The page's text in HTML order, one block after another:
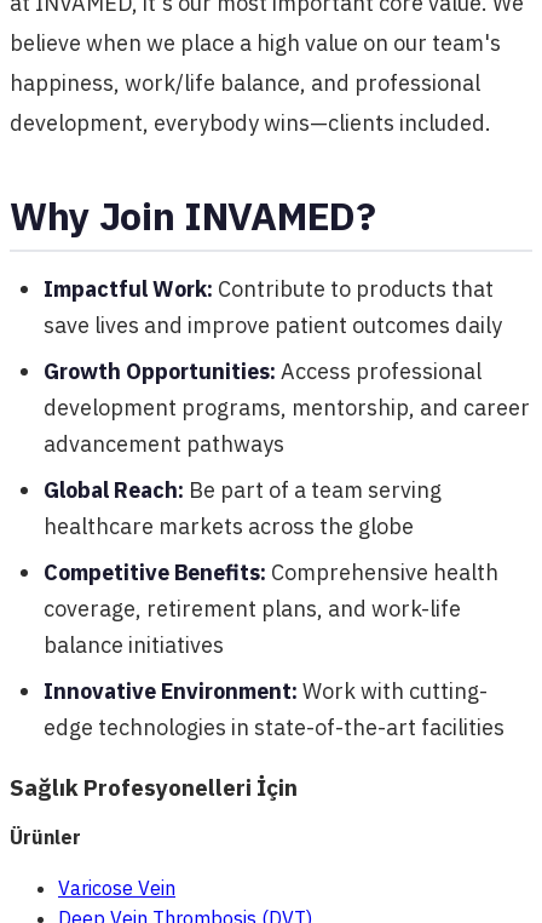
believe when we place a high value on our team's
happiness, work/life balance, and professional
development, everybody wins—clients included.
Why Join INVAMED?
Impactful Work: Contribute to products that
save lives and improve patient outcomes daily
Growth Opportunities: Access professional
development programs, mentorship, and career
advancement pathways
Global Reach: Be part of a team serving
healthcare markets across the globe
Competitive Benefits: Comprehensive health
coverage, retirement plans, and work-life
balance initiatives
Innovative Environment: Work with cutting-
edge technologies in state-of-the-art facilities
Sağlık Profesyonelleri İçin
Ürünler
Varicose Vein